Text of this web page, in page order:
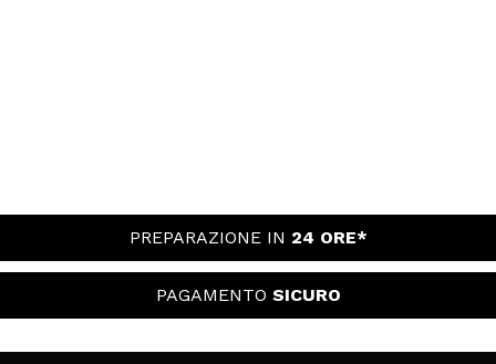
PREPARAZIONE IN 24 ORE*
PAGAMENTO SICURO